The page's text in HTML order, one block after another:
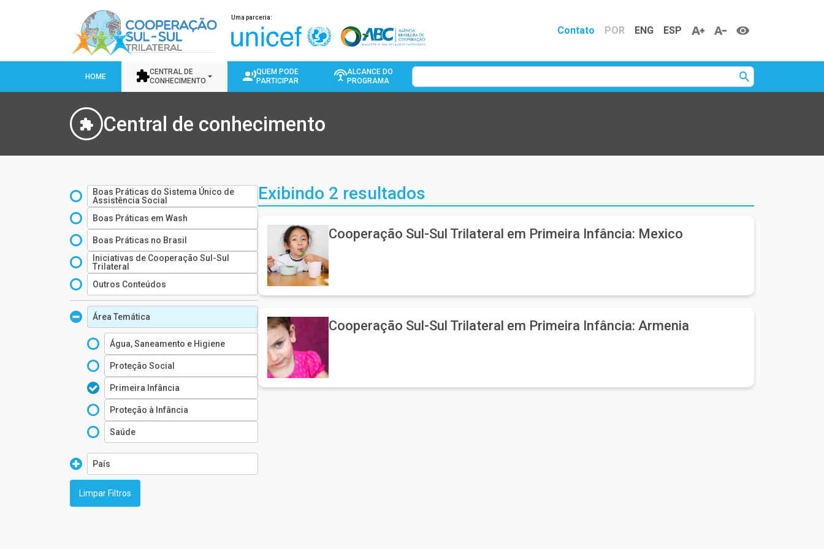
Uma parceria:
Contato POR ENG ESP
HOME
CENTRAL DE
CONHECIMENTO
QUEM PODE
PARTICIPAR
ALCANCE DO
PROGRAMA
Central de conhecimento
Boas Práticas do Sistema Único de
Assistência Social
Boas Práticas em Wash
Boas Práticas no Brasil
Iniciativas de Cooperação Sul-Sul
Trilateral
Outros Conteúdos
Área Temática
Água, Saneamento e Higiene
Proteção Social
Primeira Infância
Proteção à Infância
Saúde
País
Angola
Exibindo 2 resultados
Cooperação Sul-Sul Trilateral em Primeira Infância: Mexico
Cooperação Sul-Sul Trilateral em Primeira Infância: Armenia